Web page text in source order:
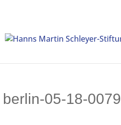
berlin-05-18-0079